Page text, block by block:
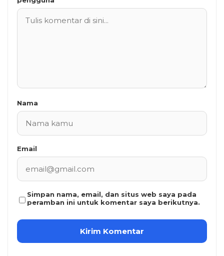
Nama
Email
Simpan nama, email, dan situs web saya pada
peramban ini untuk komentar saya berikutnya.